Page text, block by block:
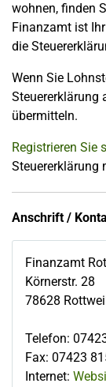
wohnen, finden
Finanzamt ist
die
Wenn Sie
Steuererklärung
übermitteln.
Registrieren Sie
Steuererklärung
Anschrift /
Finanzamt
Körnerstr. 28
78628 Rottweil
Telefon:
Fax: 07423
Internet: